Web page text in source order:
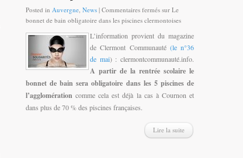
Posted in Auvergne News | Commentaires fermés sur Le
bonnet de bain obligatoire dans les piscines clermontoises
L’information provient du magazine
de Clermont Communauté (le n°36
de mai) : clermontcommunauté.info.
A partir de la rentrée scolaire le
bonnet de bain sera obligatoire dans les 5 piscines de
l’agglomération comme cela est déjà la cas à Cournon et
dans plus de 70 % des piscines françaises.
Lire la suite